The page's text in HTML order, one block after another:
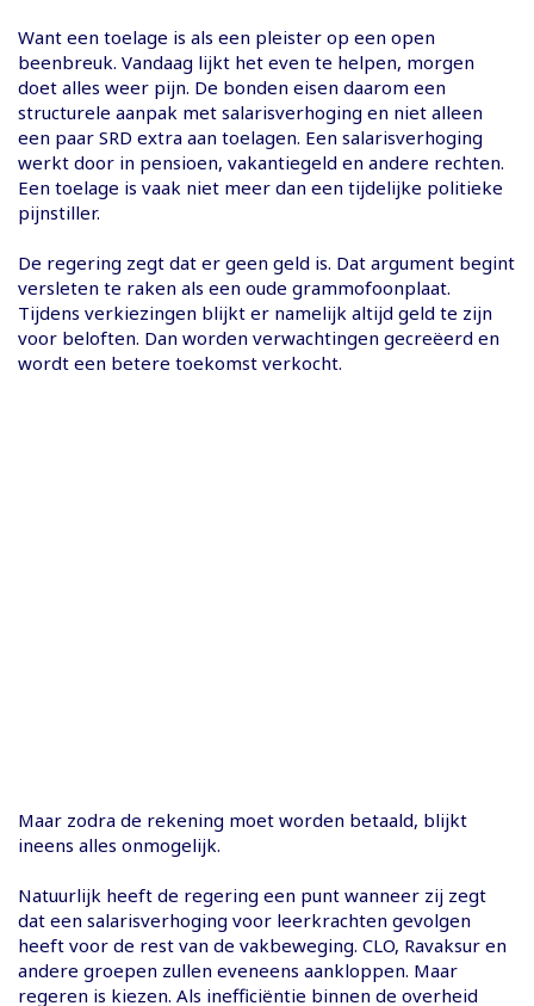
Want een toelage is als een pleister op een open
beenbreuk. Vandaag lijkt het even te helpen, morgen
doet alles weer pijn. De bonden eisen daarom een
structurele aanpak met salarisverhoging en niet alleen
een paar SRD extra aan toelagen. Een salarisverhoging
werkt door in pensioen, vakantiegeld en andere rechten.
Een toelage is vaak niet meer dan een tijdelijke politieke
pijnstiller.
De regering zegt dat er geen geld is. Dat argument begint
versleten te raken als een oude grammofoonplaat.
Tijdens verkiezingen blijkt er namelijk altijd geld te zijn
voor beloften. Dan worden verwachtingen gecreëerd en
wordt een betere toekomst verkocht.
Maar zodra de rekening moet worden betaald, blijkt
ineens alles onmogelijk.
Natuurlijk heeft de regering een punt wanneer zij zegt
dat een salarisverhoging voor leerkrachten gevolgen
heeft voor de rest van de vakbeweging. CLO, Ravaksur en
andere groepen zullen eveneens aankloppen. Maar
regeren is kiezen. Als inefficiëntie binnen de overheid